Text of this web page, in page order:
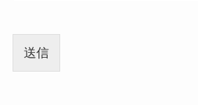
送信